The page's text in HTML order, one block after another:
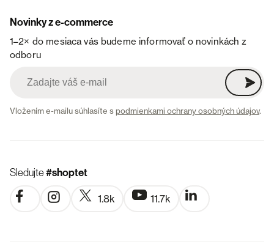
Novinky z e-commerce
1–2× do mesiaca vás budeme informovať o novinkách z
odboru
Vložením e-mailu súhlasíte spodmienkami ochrany osobných údajov.
Sledujte#shoptet
1.8k 11.7k